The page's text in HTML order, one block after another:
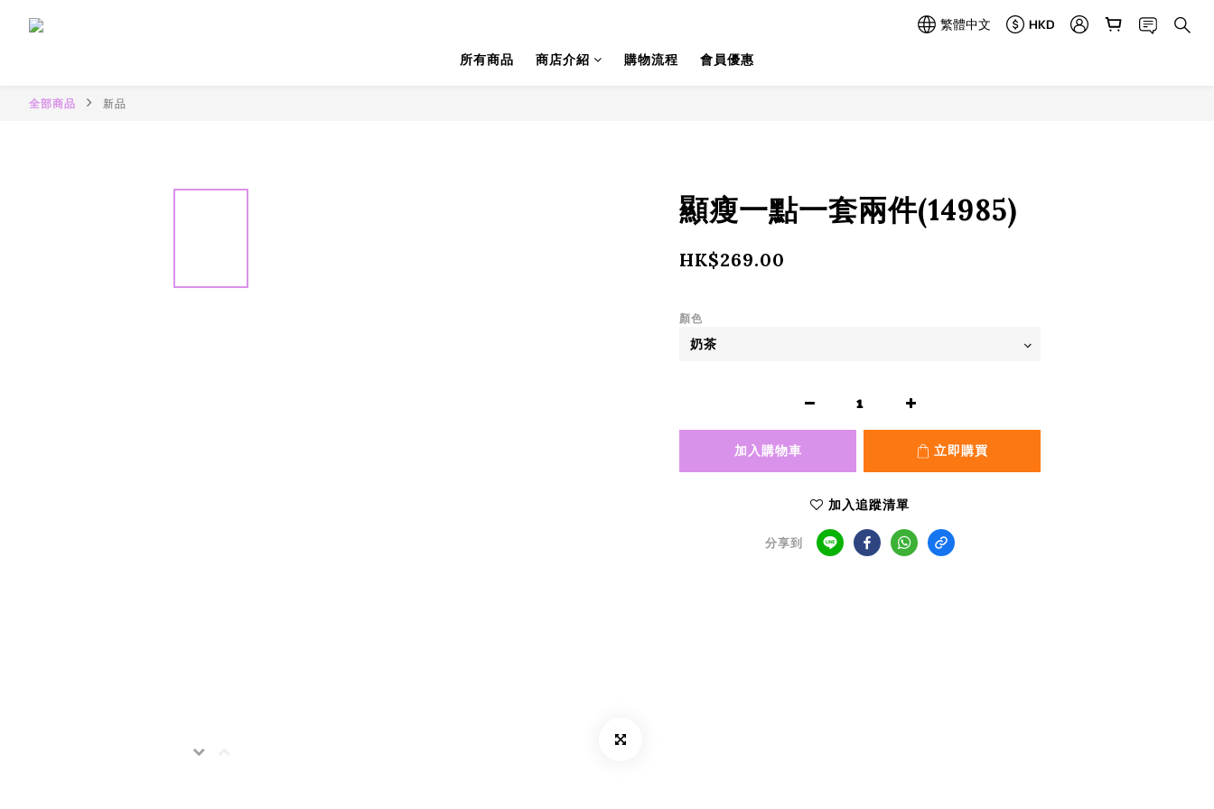
繁體中文
HKD
所有商品
商店介紹 購物流程 會員優惠
全部商品 新品
顯瘦一點一套兩件(14985)
HK$269.00
顏色
加入購物車 立即購買
加入追蹤清單
分享到